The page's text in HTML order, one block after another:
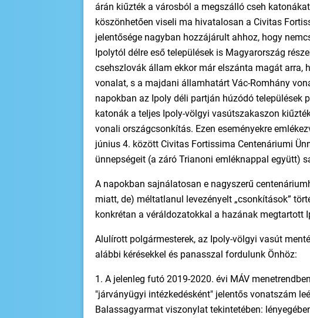
árán kiűzték a városból a megszálló cseh
köszönhetően viseli ma hivatalosan a Civitas
jelentősége nagyban hozzájárult ahhoz, hogy
Ipolytól délre eső települések is Magyarország
csehszlovák állam ekkor már elszánta magát arra,
vonalat, s a majdani államhatárt Vác-Romhány
napokban az Ipoly déli partján húzódó települések
katonák a teljes Ipoly-völgyi vasútszakaszon
vonali országcsonkítás. Ezen eseményekre
június 4. között Civitas Fortissima Centenáriumi
ünnepségeit (a záró Trianoni emléknappal együtt)
A napokban sajnálatosan e nagyszerű
miatt, de) méltatlanul levezényelt „csonkítások”
konkrétan a véráldozatokkal a hazának megtartott
Alulírott polgármesterek, az Ipoly-völgyi vasút
alábbi kérésekkel és panasszal fordulunk Önhöz:
1. A jelenleg futó 2019-2020. évi MÁV
"járványügyi intézkedésként" jelentős vonatszám
Balassagyarmat viszonylat tekintetében: